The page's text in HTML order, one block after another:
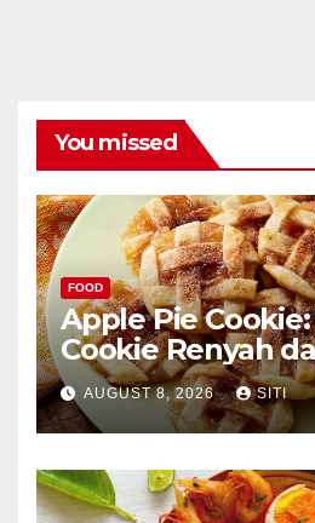
You missed
FOOD
Apple Pie
Cookie Renyah
AUGUST 8, 2026 SITI